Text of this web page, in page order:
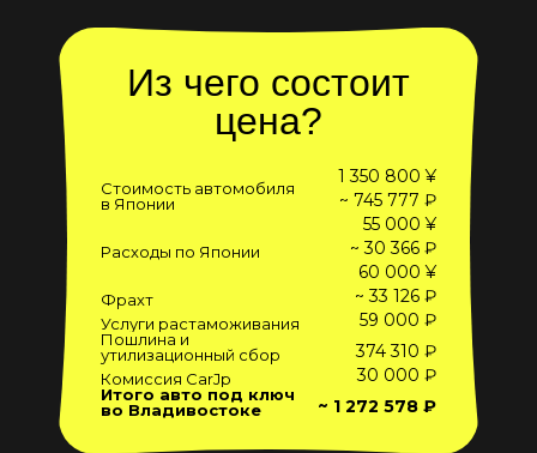
Из чего состоит
цена?
Стоимость автомобиля
в Японии
1 350 800 ¥
~ 745 777 ₽
Расходы по Японии
55 000 ¥
~ 30 366 ₽
Фрахт
60 000 ¥
~ 33 126 ₽
Услуги растаможивания 59 000 ₽
Пошлина и
утилизационный сбор
374 310 ₽
Комиссия CarJp 30 000 ₽
Итого авто под ключ
во Владивостоке
~ 1 272 578 ₽